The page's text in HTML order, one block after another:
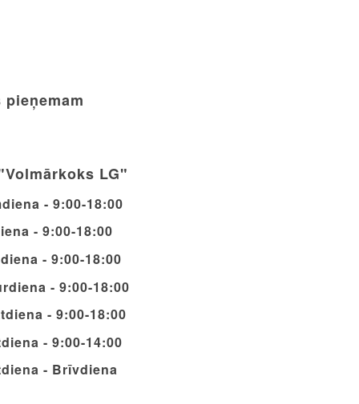
pieņemam
LG"
- 9:00-18:00
- 9:00-18:00
- 9:00-18:00
- 9:00-18:00
- 9:00-18:00
- 9:00-14:00
- Brīvdiena